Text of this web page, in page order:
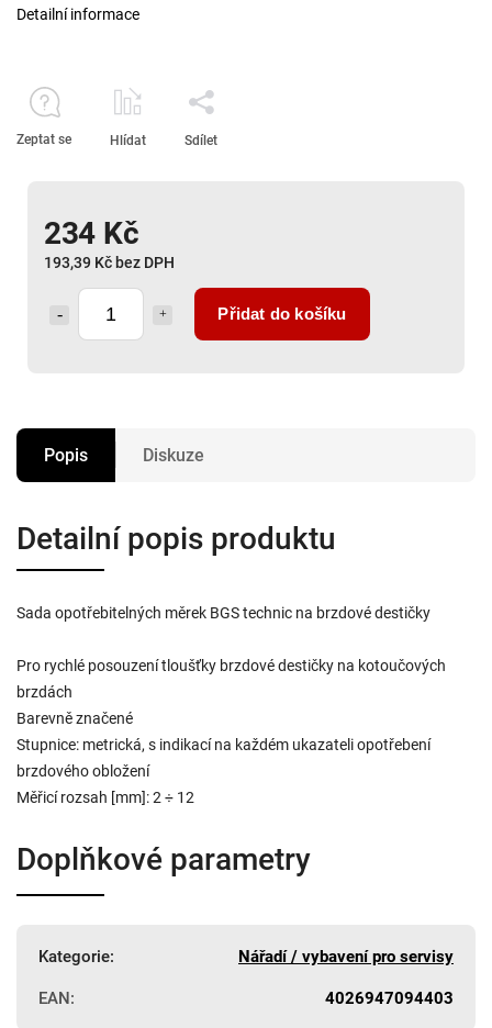
234 Kč
193,39 Kč bez DPH
Přidat do košíku
Detailní informace
Zeptat se Hlídat Sdílet
Popis Diskuze
Detailní popis produktu
Sada opotřebitelných měrek BGS technic na brzdové destičky
Pro rychlé posouzení tloušťky brzdové destičky na kotoučových
brzdách
Barevně značené
Stupnice: metrická, s indikací na každém ukazateli opotřebení
brzdového obložení
Měřicí rozsah [mm]: 2 ÷ 12
Doplňkové parametry
Kategorie: Nářadí / vybavení pro servisy
EAN: 4026947094403